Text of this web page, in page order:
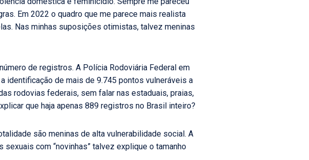
Em 2022 o quadro que me parece mais realista
Nas minhas suposições otimistas, talvez meninas
de registros. A Polícia Rodoviária Federal em
identificação de mais de 9.745 pontos vulneráveis a
rodovias federais, sem falar nas estaduais, praias,
que haja apenas 889 registros no Brasil inteiro?
são meninas de alta vulnerabilidade social. A
com “novinhas” talvez explique o tamanho